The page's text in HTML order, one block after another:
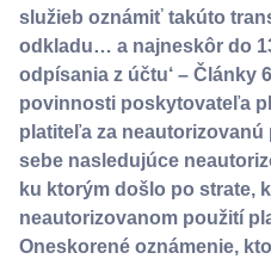
služieb oznámiť takúto
odkladu… a najneskôr do
odpísania z účtu‘ – Články
povinnosti poskytovateľa
platiteľa za
sebe nasledujúce
ku ktorým došlo po strate,
neautorizovanom použití
Oneskorené oznámenie,